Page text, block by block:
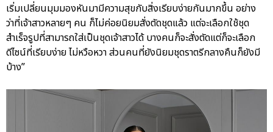
เริ่มเปลี่ยนมุมมองหันมามีความสุขกับสิ่งเรียบง่ายกันมากขึ้น อย่าง
ว่าที่เจ้าสาวหลายๆ คน ก็ไม่ค่อยนิยมสั่งตัดชุดแล้ว แต่จะเลือกใช้ชุด
สำเร็จรูปที่สามารถใส่เป็นชุดเจ้าสาวได้ บางคนก็จะสั่งตัดแต่ก็จะเลือก
ดีไซน์ที่เรียบง่าย ไม่หวือหวา ส่วนคนที่ยังนิยมชุดราตรีกลางคืนก็ยังมี
บ้าง”